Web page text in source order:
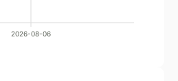
2026-08-06